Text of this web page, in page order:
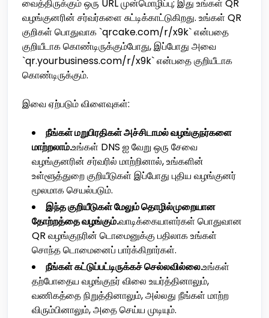
வைத்திருக்கும் ஒரு URL முன்மொழிப்பு; இது உங்கள் QR
வழங்குனரின் சர்வர்களை சுட்டிக்காட்டுகிறது. உங்கள் QR
குறிகள் பொதுவாக `qrcake.com/r/x9k` என்பதை
குறியீடாக கொண்டிருக்கும்போது, இப்போது அவை
`qr.yourbusiness.com/r/x9k` என்பதை குறியீடாக
கொண்டிருக்கும்.
இவை ஏற்படும் விளைவுகள்:
நீங்கள் மறுபிரதிகள் அச்சிடாமல் வழங்குநர்களை
மாற்றலாம்.உங்கள் DNS ஐ வேறு ஒரு சேவை
வழங்குனரின் சர்வரில் மாற்றினால், உங்களின்
உள்ளூத்துறை குறியீடுகள் இப்போது புதிய வழங்குனர்
மூலமாக செயல்படும்.
இந்த குறியீடுகள் மேலும் தொழில்முறையான
தோற்றத்தை வழங்கும்.வாடிக்கையாளர்கள் பொதுவான
QR வழங்குநரின் டொமைனுக்கு பதிலாக உங்கள்
சொந்த டொமைனைப் பார்க்கிறார்கள்.
நீங்கள் கட்டுப்பட்டிருக்கச் செல்லவில்லை.உங்கள்
தற்போதைய வழங்குநர் விலை உயர்த்தினாலும்,
வணிகத்தை நிறுத்தினாலும், அல்லது நீங்கள் மாற்ற
விரும்பினாலும், அதை செய்ய முடியும்.